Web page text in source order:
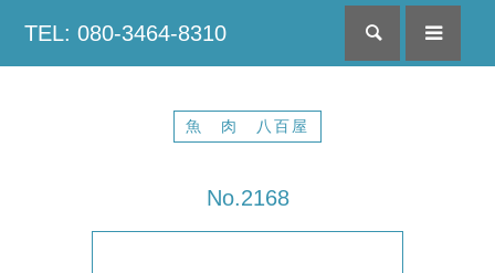
TEL: 080-3464-8310 検索
魚 肉 八百屋
No.2168